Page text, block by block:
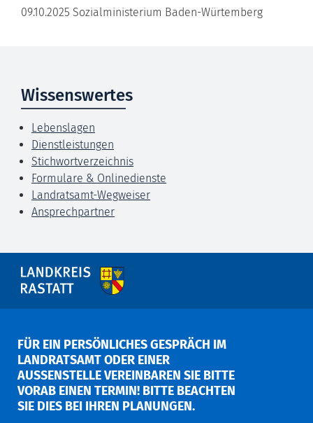
09.10.2025 Sozialministerium Baden-Würtemberg
Wissenswertes
Lebenslagen
Dienstleistungen
Stichwortverzeichnis
Formulare & Onlinedienste
Landratsamt-Wegweiser
Ansprechpartner
FÜR EIN PERSÖNLICHES GESPRÄCH IM
LANDRATSAMT ODER EINER
AUSSENSTELLE VEREINBAREN SIE BITTE V
ORAB EINEN TERMIN! BITTE BEACHTEN S
IE DIES BEI IHREN PLANUNGEN.